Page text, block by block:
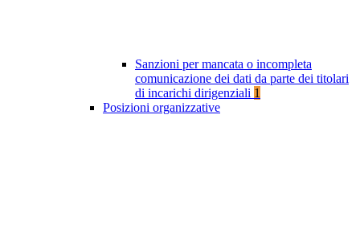
Sanzioni per mancata o incompleta
comunicazione dei dati da parte dei titolari
di incarichi dirigenziali 1
Posizioni organizzative